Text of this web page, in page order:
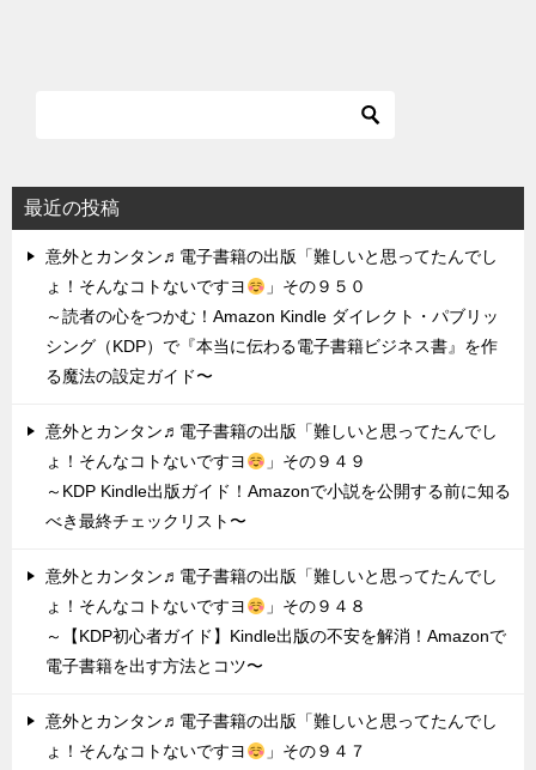
最近の投稿
意外とカンタン♬電子書籍の出版「難しいと思ってたんでし
ょ！そんなコトないですヨ
」その９５０
～読者の心をつかむ！Amazon Kindle ダイレクト・パブリッ
シング（KDP）で『本当に伝わる電子書籍ビジネス書』を作
る魔法の設定ガイド〜
意外とカンタン♬電子書籍の出版「難しいと思ってたんでし
ょ！そんなコトないですヨ
」その９４９
～KDP Kindle出版ガイド！Amazonで小説を公開する前に知る
べき最終チェックリスト〜
意外とカンタン♬電子書籍の出版「難しいと思ってたんでし
ょ！そんなコトないですヨ
」その９４８
～【KDP初心者ガイド】Kindle出版の不安を解消！Amazonで
電子書籍を出す方法とコツ〜
意外とカンタン♬電子書籍の出版「難しいと思ってたんでし
ょ！そんなコトないですヨ
」その９４７